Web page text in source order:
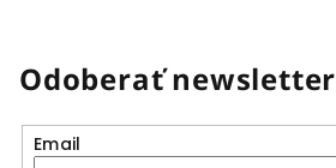
Odoberať newsletter
Email